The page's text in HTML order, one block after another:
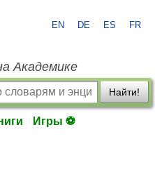
EN DE ES FR
Академике
Найти!
Игры ⚽